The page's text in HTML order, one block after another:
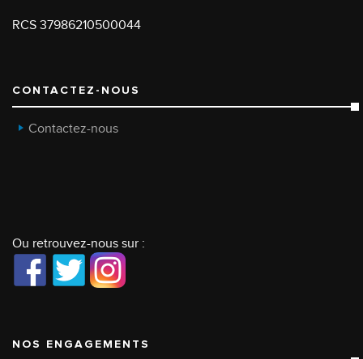
RCS 37986210500044
CONTACTEZ-NOUS
Contactez-nous
Ou retrouvez-nous sur :
NOS ENGAGEMENTS